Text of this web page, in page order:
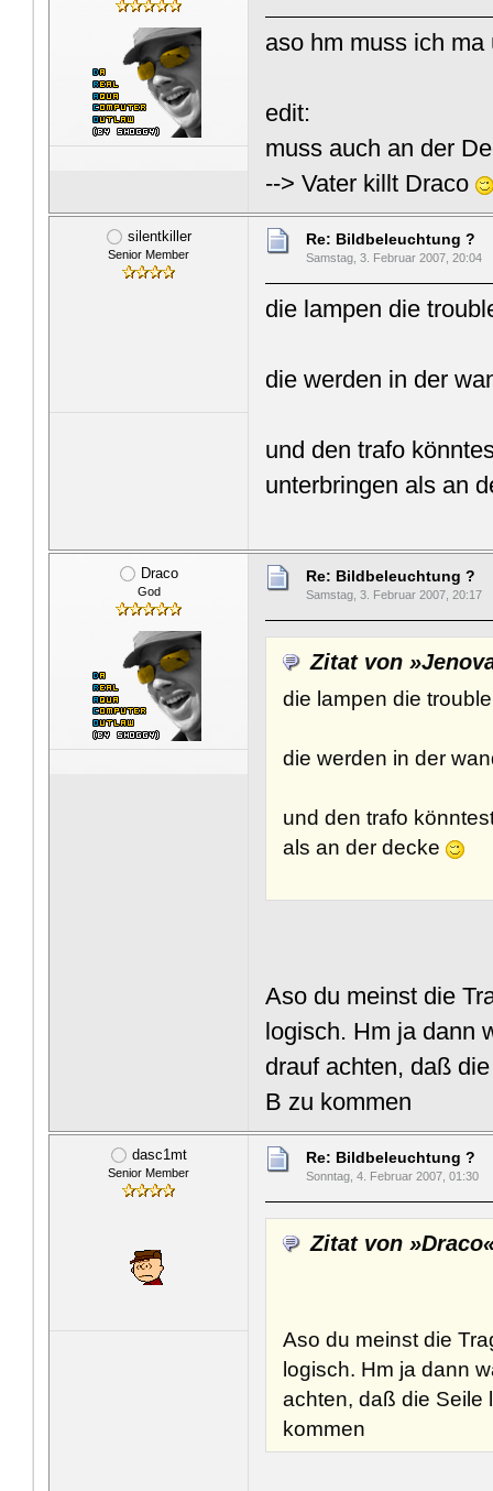
aso hm muss ich
edit:
muss auch an der
--> Vater killt Draco
silentkiller
Senior Member
Re: Bildbeleuchtung ?
Samstag, 3. Februar 2007, 20:04
die lampen die
die werden in der
und den trafo
unterbringen als an
Draco
God
Re: Bildbeleuchtung ?
Samstag, 3. Februar 2007, 20:17
Zitat von
die lampen die
die werden in der
und den trafo
als an der decke
Aso du meinst die
logisch. Hm ja dann
drauf achten, daß
B zu kommen
dasc1mt
Senior Member
Re: Bildbeleuchtung ?
Sonntag, 4. Februar 2007, 01:30
Zitat von
Aso du meinst die
logisch. Hm ja dann
achten, daß die Seile
kommen